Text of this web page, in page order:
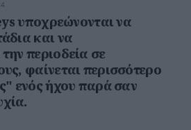
υποχρεώνονται να
και να
περιοδεία σε
φαίνεται περισσότερο
ενός ήχου παρά σαν